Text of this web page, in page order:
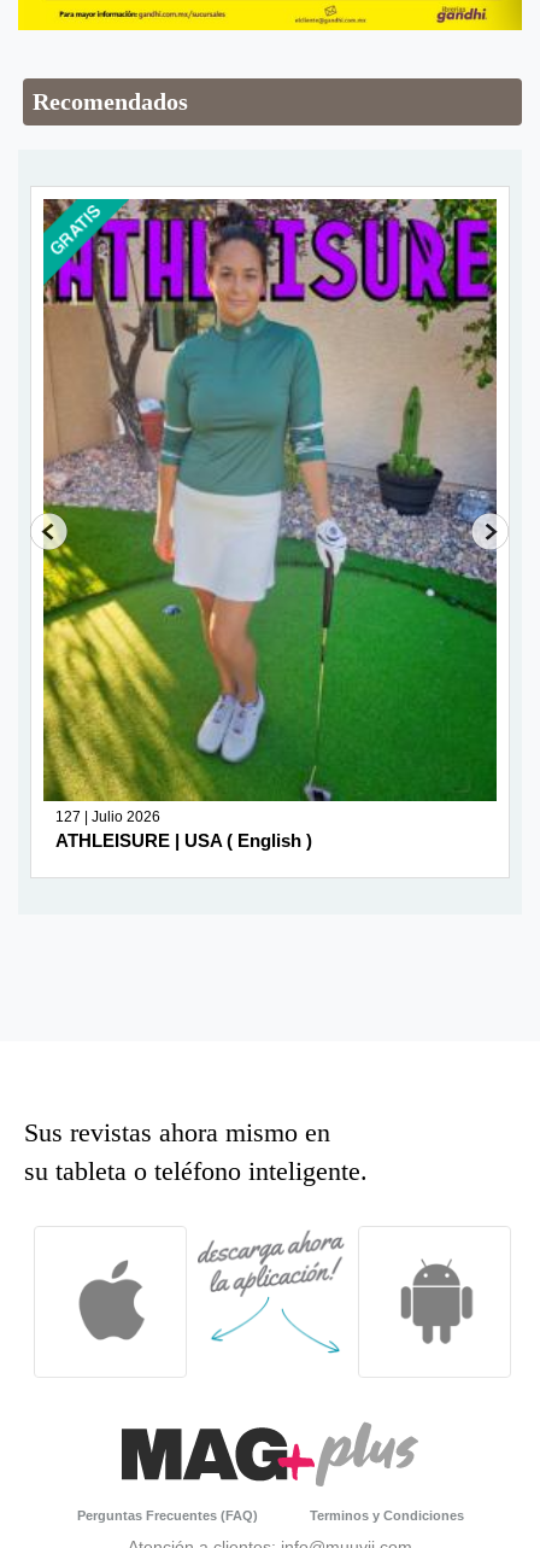
Recomendados
127 | Julio 2026
ATHLEISURE | USA ( English )
Sus revistas ahora mismo en
su tableta o teléfono inteligente.
Perguntas Frecuentes (FAQ) Terminos y Condiciones